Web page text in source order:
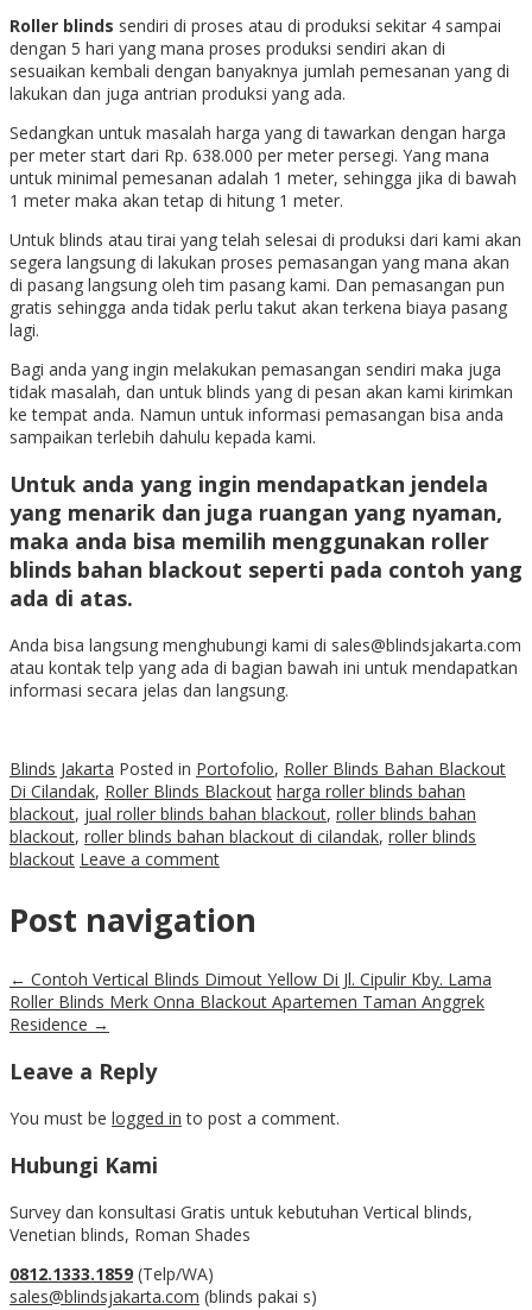
Roller blinds sendiri di proses atau di produksi sekitar 4 sampai
dengan 5 hari yang mana proses produksi sendiri akan di
sesuaikan kembali dengan banyaknya jumlah pemesanan yang di
lakukan dan juga antrian produksi yang ada.
Sedangkan untuk masalah harga yang di tawarkan dengan harga
per meter start dari Rp. 638.000 per meter persegi. Yang mana
untuk minimal pemesanan adalah 1 meter, sehingga jika di bawah
1 meter maka akan tetap di hitung 1 meter.
Untuk blinds atau tirai yang telah selesai di produksi dari kami akan
segera langsung di lakukan proses pemasangan yang mana akan
di pasang langsung oleh tim pasang kami. Dan pemasangan pun
gratis sehingga anda tidak perlu takut akan terkena biaya pasang
lagi.
Bagi anda yang ingin melakukan pemasangan sendiri maka juga
tidak masalah, dan untuk blinds yang di pesan akan kami kirimkan
ke tempat anda. Namun untuk informasi pemasangan bisa anda
sampaikan terlebih dahulu kepada kami.
Untuk anda yang ingin mendapatkan jendela
yang menarik dan juga ruangan yang nyaman,
maka anda bisa memilih menggunakan roller
blinds bahan blackout seperti pada contoh yang
ada di atas.
Anda bisa langsung menghubungi kami di sales@blindsjakarta.com
atau kontak telp yang ada di bagian bawah ini untuk mendapatkan
informasi secara jelas dan langsung.
Blinds Jakarta Posted in Portofolio, Roller Blinds Bahan Blackout
Di Cilandak, Roller Blinds Blackout harga roller blinds bahan
blackout, jual roller blinds bahan blackout, roller blinds bahan
blackout, roller blinds bahan blackout di cilandak, roller blinds
blackout Leave a comment
Post navigation
← Contoh Vertical Blinds Dimout Yellow Di Jl. Cipulir Kby. Lama
Roller Blinds Merk Onna Blackout Apartemen Taman Anggrek
Residence →
Leave a Reply
You must be logged in to post a comment.
Hubungi Kami
Survey dan konsultasi Gratis untuk kebutuhan Vertical blinds,
Venetian blinds, Roman Shades
0812.1333.1859 (Telp/WA)
sales@blindsjakarta.com (blinds pakai s)